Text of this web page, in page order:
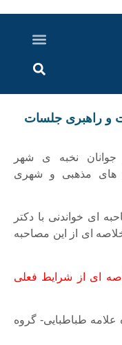
و راهبری جلسات
آجیلی متولد 1360، از جوانان نخبه ی شهر
های مذهبی و شهری
ای خواندنی با دکتر
ای از این مصاحبه
ای از شرایط فعلی
طباطبایی- گروه